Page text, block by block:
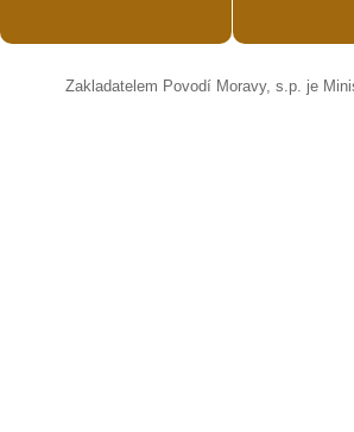
Zakladatelem Povodí Moravy, s.p. je